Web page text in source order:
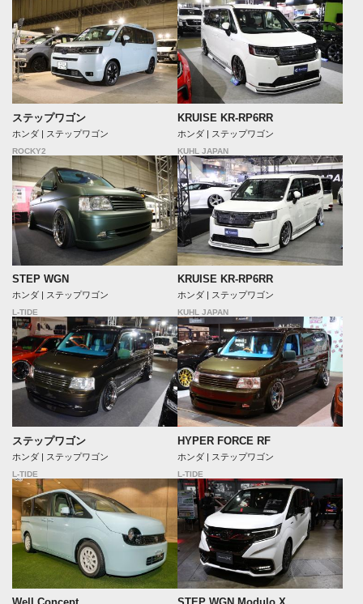
ステップワゴン
ホンダ | ステップワゴン
ROCKY2
KRUISE KR-RP6RR
ホンダ | ステップワゴン
KUHL JAPAN
STEP WGN
ホンダ | ステップワゴン
L-TIDE
KRUISE KR-RP6RR
ホンダ | ステップワゴン
KUHL JAPAN
ステップワゴン
ホンダ | ステップワゴン
L-TIDE
HYPER FORCE RF
ホンダ | ステップワゴン
L-TIDE